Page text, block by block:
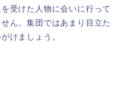
受けた人物に会いに行って
ん。集団ではあまり目立た
けましょう。